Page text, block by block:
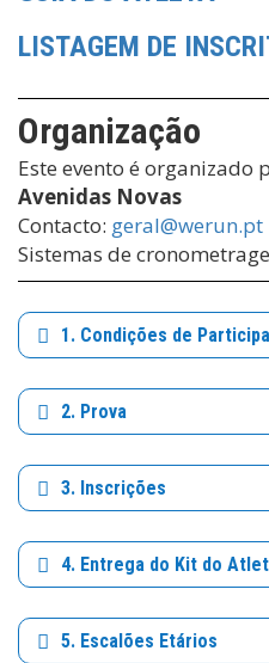
LISTAGEM DE
Organização
Este evento é organizado
Avenidas Novas
Contacto: geral@werun.pt
Sistemas de
1. Condições de
2. Prova
3. Inscrições
4. Entrega do Kit do
5. Escalões Etários